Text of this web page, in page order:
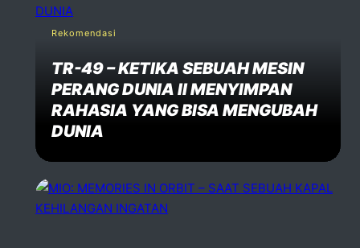
Rekomendasi
TR-49 – KETIKA SEBUAH MESIN
PERANG DUNIA II MENYIMPAN
RAHASIA YANG BISA MENGUBAH
DUNIA